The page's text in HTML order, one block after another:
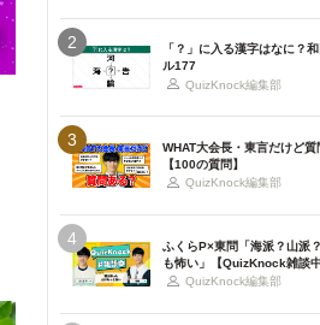
2
「？」に入る漢字はなに？
ル177
QuizKnock編集部
3
WHAT大会長・東言だけど質
【100の質問】
QuizKnock編集部
4
ふくらP×東問「海派？山派
も怖い」【QuizKnock雑談中
QuizKnock編集部